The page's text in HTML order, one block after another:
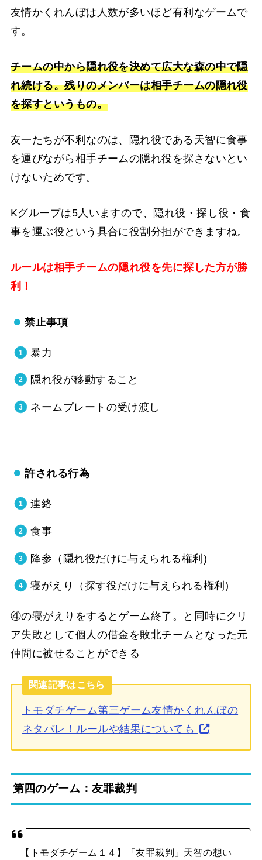
友情かくれんぼは人数が多いほど有利なゲームで
す。
チームの中から隠れ役を決めて広大な森の中で隠
れ続ける。残りのメンバーは相手チームの隠れ役
を探すというもの。
友一たちが不利なのは、隠れ役である天智に食事
を運びながら相手チームの隠れ役を探さないとい
けないためです。
Kグループは5人いますので、隠れ役・探し役・食
事を運ぶ役という具合に役割分担ができますね。
ルールは相手チームの隠れ役を先に探した方が勝
利！
禁止事項
暴力
隠れ役が移動すること
ネームプレートの受け渡し
許される行為
連絡
食事
降参（隠れ役だけに与えられる権利)
寝がえり（探す役だけに与えられる権利)
④の寝がえりをするとゲーム終了。と同時にクリ
ア失敗として個人の借金を敗北チームとなった元
仲間に被せることができる
関連記事はこちら
トモダチゲーム第三ゲーム友情かくれんぼの
ネタバレ！ルールや結果についても
第四のゲーム：友罪裁判
【トモダチゲーム１４】「友罪裁判」天智の想い